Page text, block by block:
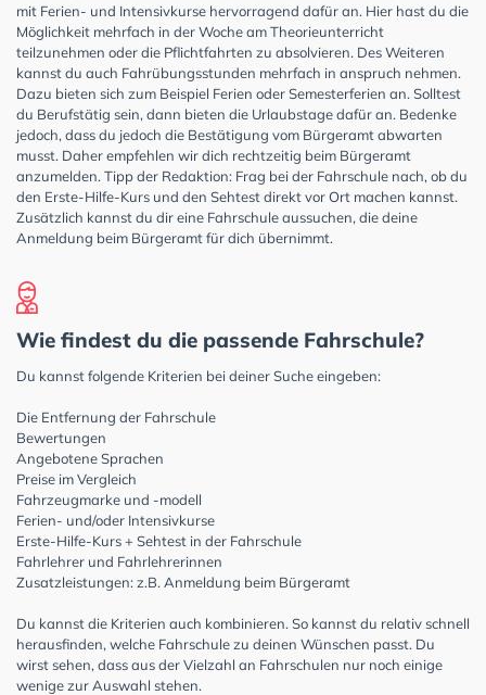
mit Ferien- und Intensivkurse hervorragend dafür an. Hier hast du die
Möglichkeit mehrfach in der Woche am Theorieunterricht
teilzunehmen oder die Pflichtfahrten zu absolvieren. Des Weiteren
kannst du auch Fahrübungsstunden mehrfach in anspruch nehmen.
Dazu bieten sich zum Beispiel Ferien oder Semesterferien an. Solltest
du Berufstätig sein, dann bieten die Urlaubstage dafür an. Bedenke
jedoch, dass du jedoch die Bestätigung vom Bürgeramt abwarten
musst. Daher empfehlen wir dich rechtzeitig beim Bürgeramt
anzumelden. Tipp der Redaktion: Frag bei der Fahrschule nach, ob du
den Erste-Hilfe-Kurs und den Sehtest direkt vor Ort machen kannst.
Zusätzlich kannst du dir eine Fahrschule aussuchen, die deine
Anmeldung beim Bürgeramt für dich übernimmt.
Wie findest du die passende Fahrschule?
Du kannst folgende Kriterien bei deiner Suche eingeben:
Die Entfernung der Fahrschule
Bewertungen
Angebotene Sprachen
Preise im Vergleich
Fahrzeugmarke und -modell
Ferien- und/oder Intensivkurse
Erste-Hilfe-Kurs + Sehtest in der Fahrschule
Fahrlehrer und Fahrlehrerinnen
Zusatzleistungen: z.B. Anmeldung beim Bürgeramt
Du kannst die Kriterien auch kombinieren. So kannst du relativ schnell
herausfinden, welche Fahrschule zu deinen Wünschen passt. Du
wirst sehen, dass aus der Vielzahl an Fahrschulen nur noch einige
wenige zur Auswahl stehen.